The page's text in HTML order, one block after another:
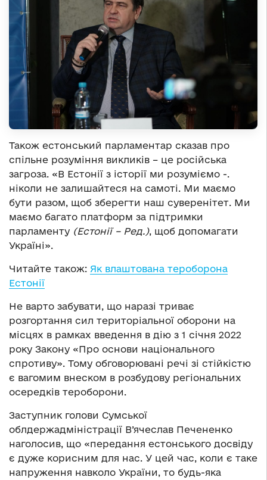
Також естонський парламентар сказав про
спільне розуміння викликів – це російська
загроза. «В Естонії з історії ми розуміємо -.
ніколи не залишайтеся на самоті. Ми маємо
бути разом, щоб зберегти наш суверенітет. Ми
маємо багато платформ за підтримки
парламенту (Естонії – Ред.), щоб допомагати
Україні».
Читайте також: Як влаштована тероборона
Естонії
Не варто забувати, що наразі триває
розгортання сил територіальної оборони на
місцях в рамках введення в дію з 1 січня 2022
року Закону «Про основи національного
спротиву». Тому обговорювані речі зі стійкістю
є вагомим внеском в розбудову регіональних
осередків тероборони.
Заступник голови Сумської
облдержадміністрації В’ячеслав Печененко
наголосив, що «передання естонського досвіду
є дуже корисним для нас. У цей час, коли є таке
напруження навколо України, то будь-яка